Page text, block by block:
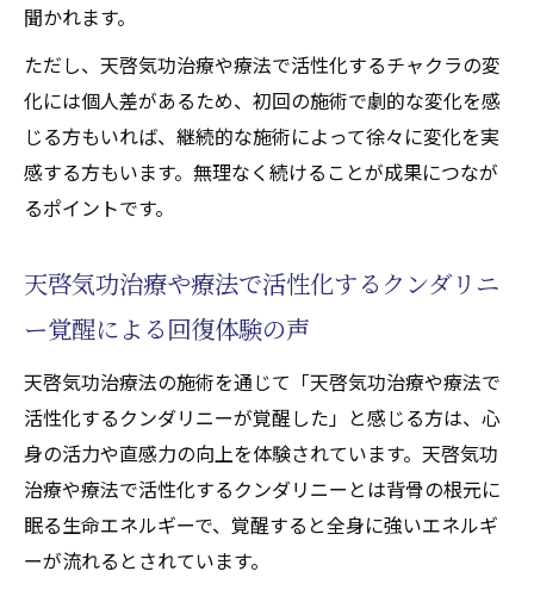
聞かれます。
ただし、天啓気功治療や療法で活性化するチャクラの変
化には個人差があるため、初回の施術で劇的な変化を感
じる方もいれば、継続的な施術によって徐々に変化を実
感する方もいます。無理なく続けることが成果につなが
るポイントです。
天啓気功治療や療法で活性化するクンダリニ
ー覚醒による回復体験の声
天啓気功治療法の施術を通じて「天啓気功治療や療法で
活性化するクンダリニーが覚醒した」と感じる方は、心
身の活力や直感力の向上を体験されています。天啓気功
治療や療法で活性化するクンダリニーとは背骨の根元に
眠る生命エネルギーで、覚醒すると全身に強いエネルギ
ーが流れるとされています。